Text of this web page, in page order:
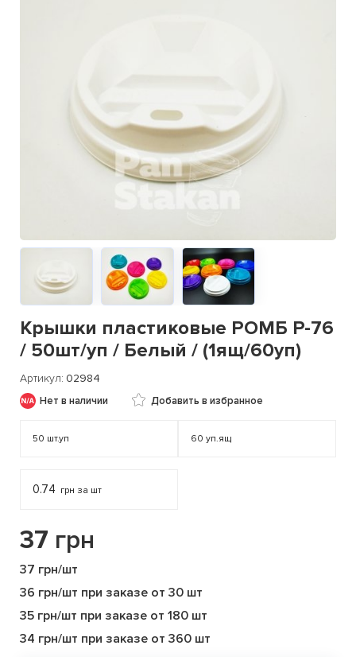
Крышки пластиковые РОМБ Р-76
/ 50шт/уп / Белый / (1ящ/60уп)
Артикул 02984
Нет в наличии Добавить в избранное
50 шт.уп 60 уп.ящ
0.74 грн за шт
37 грн
37 грн/шт
36 грн/шт при заказе от 30 шт
35 грн/шт при заказе от 180 шт
34 грн/шт при заказе от 360 шт